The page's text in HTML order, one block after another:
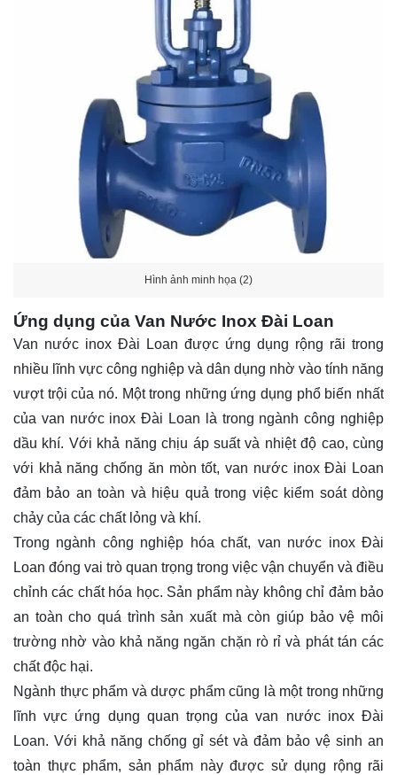
Hình ảnh minh họa (2)
Ứng dụng của Van Nước Inox Đài Loan
Van nước inox Đài Loan được ứng dụng rộng rãi trong
nhiều lĩnh vực công nghiệp và dân dụng nhờ vào tính năng
vượt trội của nó. Một trong những ứng dụng phổ biến nhất
của van nước inox Đài Loan là trong ngành công nghiệp
dầu khí. Với khả năng chịu áp suất và nhiệt độ cao, cùng
với khả năng chống ăn mòn tốt, van nước inox Đài Loan
đảm bảo an toàn và hiệu quả trong việc kiểm soát dòng
chảy của các chất lỏng và khí.
Trong ngành công nghiệp hóa chất, van nước inox Đài
Loan đóng vai trò quan trọng trong việc vận chuyển và điều
chỉnh các chất hóa học. Sản phẩm này không chỉ đảm bảo
an toàn cho quá trình sản xuất mà còn giúp bảo vệ môi
trường nhờ vào khả năng ngăn chặn rò rỉ và phát tán các
chất độc hại.
Ngành thực phẩm và dược phẩm cũng là một trong những
lĩnh vực ứng dụng quan trọng của van nước inox Đài
Loan. Với khả năng chống gỉ sét và đảm bảo vệ sinh an
toàn thực phẩm, sản phẩm này được sử dụng rộng rãi